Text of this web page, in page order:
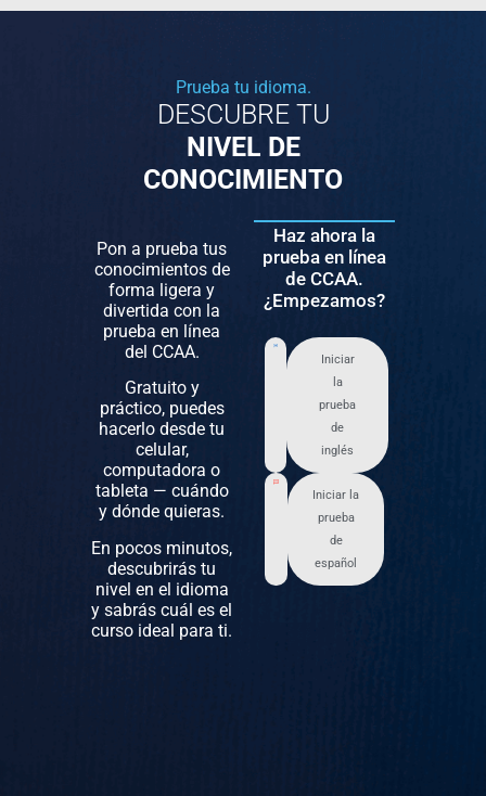
Prueba tu idioma.
DESCUBRE TU
NIVEL DE
CONOCIMIENTO
Pon a prueba tus
conocimientos de
forma ligera y
divertida con la
prueba en línea
del CCAA.
Gratuito y
práctico, puedes
hacerlo desde tu
celular,
computadora o
tableta — cuándo
y dónde quieras.
En pocos minutos,
descubrirás tu
nivel en el idioma
y sabrás cuál es el
curso ideal para ti.
Haz ahora la
prueba en línea
de CCAA.
¿Empezamos?
Iniciar
la
prueba
de
inglés
Iniciar la
prueba
de
español